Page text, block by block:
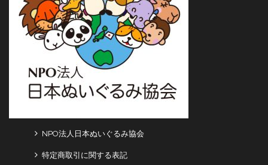
NPO法人日本ぬいぐるみ協会
特定商取引に関する表記